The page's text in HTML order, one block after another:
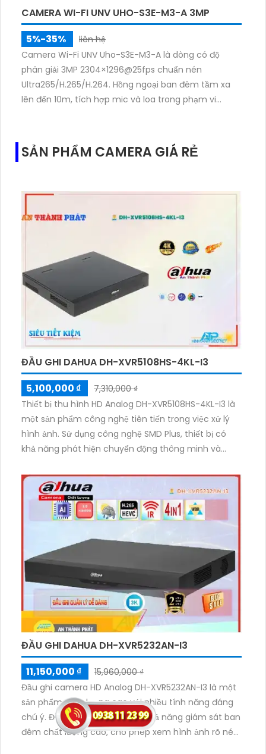
CAMERA WI-FI UNV UHO-S3E-M3-A 3MP
5%-35%
liên hệ
Camera Wi-Fi UNV Uho-S3E-M3-A là dòng có độ
phân giải 3MP 2304×1296@25fps chuẩn nén
Ultra265/H.265/H.264. Hồng ngoại ban đêm tầm xa
lên đến 10m, tích hợp mic và loa trong phạm vi
SẢN PHẨM CAMERA GIÁ RẺ
ĐẦU GHI DAHUA DH-XVR5108HS-4KL-I3
5,100,000 ₫
7,310,000 ₫
Thiết bị thu hình HD Analog DH-XVR5108HS-4KL-I3 là
một sản phẩm công nghệ tiên tiến trong việc xử lý
hình ảnh. Sử dụng công nghệ SMD Plus, thiết bị có
khả năng phát hiện chuyển động thông minh và
cung cấp không gian lưu trữ đáng tin cậy. Thiết kế
của nó ứng dụng công nghệ tiên tiến AHD CVI TVI
BCS HD, mang lại khả năng hoạt động ổn định và độ
phân giải 8.0 MP. Bên cạnh đó, bạn cũng có thể giám
sát từ xa qua điện thoại với tốc độ nhanh hơn nhờ hỗ
trợ kết nối H.265+/H.265/H.264+/H.264. Đặc biệt, thiết
bị còn có thể thêm 8 Camera IP để nâng cao khả
năng giám sát.
ĐẦU GHI DAHUA DH-XVR5232AN-I3
11,150,000 ₫
15,960,000 ₫
Đầu ghi camera HD Analog DH-XVR5232AN-I3 là một
sản phẩm chất lượng cao với nhiều tính năng đáng
chú ý. Điều đặc biệt của nó là khả năng giám sát ban
đêm chất lượng cao, cho phép xem hình ảnh rõ nét